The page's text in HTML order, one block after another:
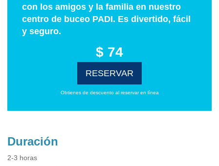
con los amigos y la familia en nuestro
centro de buceo PADI. Es divertido, fácil
y seguro.
$ 74
RESERVAR
Obtienes de descuento al reservar en línea
Duración
2-3 horas